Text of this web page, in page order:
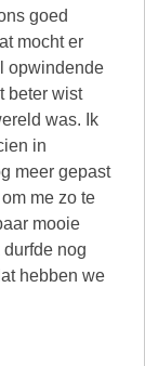
goed
mocht er
opwindende
beter wist
was. Ik
in
meer gepast
me zo te
mooie
nog
hebben we